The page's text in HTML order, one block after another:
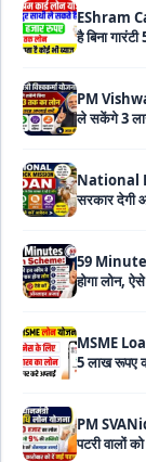
PM
National
59
MSME
PM
Haryana